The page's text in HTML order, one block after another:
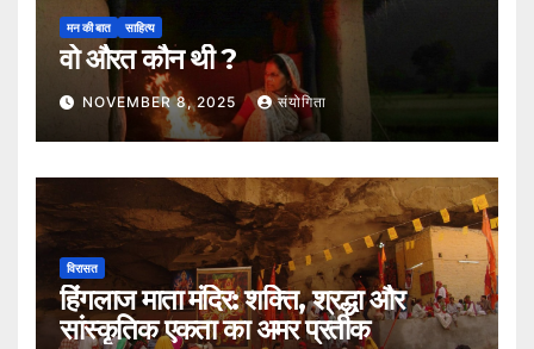
मन की बात साहित्य
वो औरत कौन थी ?
NOVEMBER 8, 2025 संयोगिता
विरासत
हिंगलाज माता मंदिर: शक्ति, श्रद्धा और
सांस्कृतिक एकता का अमर प्रतीक